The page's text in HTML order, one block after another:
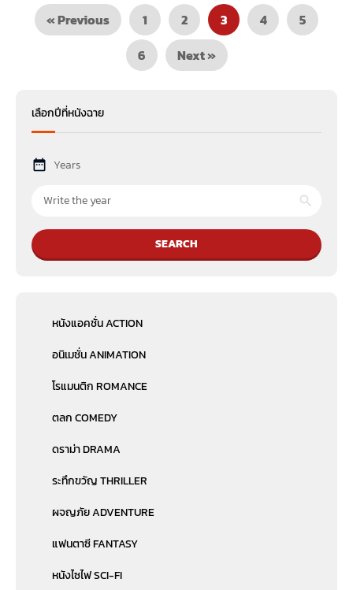
« Previous 1 2 3 4
5
6
Next »
เลือกปีที่หนังฉาย
Years
SEARCH
หนังแอคชั่น ACTION
อนิเมชั่น ANIMATION
โรแมนติก ROMANCE
ตลก COMEDY
ดราม่า DRAMA
ระทึกขวัญ THRILLER
ผจญภัย ADVENTURE
แฟนตาซี FANTASY
หนังไซไฟ SCI-FI